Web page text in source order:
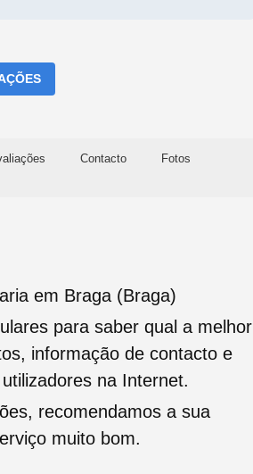
Contacto Fotos
em Braga (Braga)
para saber qual a melhor
informação de contacto e
na Internet.
recomendamos a sua
muito bom.